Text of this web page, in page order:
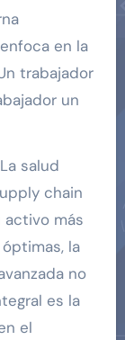
en la
trabajador
un
salud
chain
activo más
la
no
es la
el